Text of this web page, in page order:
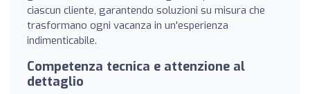
ciascun cliente, garantendo soluzioni su misura che
trasformano ogni vacanza in un'esperienza
indimenticabile.
Competenza tecnica e attenzione al
dettaglio